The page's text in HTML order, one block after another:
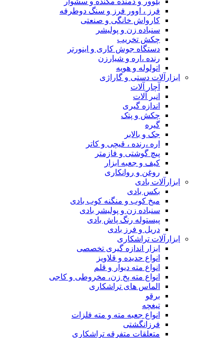
فرز ، اوور فرز و سنگ دوطرفه
کارواش خانگی و صنعتی
سنباده زن و پولیشر
چکش تخریب
دستگاه جوش کاری و اینورتر
رنده ،اره و شیارزن
اتولوله و هویه
ابزارآلات دستی و گاراژی
آچار آلات
انبر آلات
اندازه گیری
چکش و پتک
گیره
جک و بالابر
اره ،رنده ، قیچی و کاتر
پیچ گوشتی و فازمتر
کیف و جعبه ابزار
روغن و روانکاری
ابزارآلات بادی
بکس بادی
میخ کوب و منگنه کوب بادی
سنباده زن و پولیشر بادی
پیستوله رنگ پاش بادی
دریل و فرز بادی
ابزارآلات تراشکاری
ابزار اندازه گیری تخصصی
انواع حدیده و قلاویز
انواع مته دیوار و قلم
انواع مته پخ زن، مخروطی و کاجی
الماس های تراشکاری
برقو
تیغچه
انواع جعبه مته و مته فلزات
فرزانگشتی
متعلقات متفرقه تراشکاری